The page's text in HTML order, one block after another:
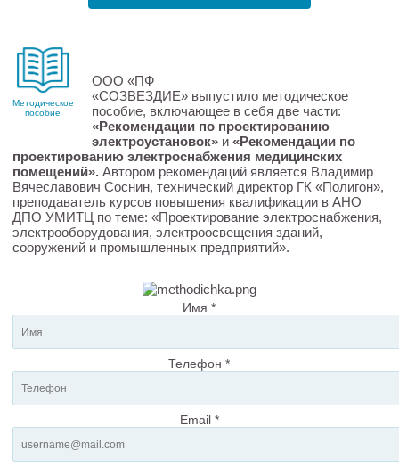
Методическое
пособие
ООО «ПФ
«СОЗВЕЗДИЕ» выпустило методическое
пособие, включающее в себя две части:
«Рекомендации по проектированию
электроустановок»и «Рекомендации по
проектированию электроснабжения медицинских
помещений».Автором рекомендаций является Владимир
Вячеславович Соснин, технический директор ГК «Полигон»,
преподаватель курсов повышения квалификации в АНО
ДПО УМИТЦ по теме: «Проектирование электроснабжения,
электрооборудования, электроосвещения зданий,
сооружений и промышленных предприятий».
Имя *
Телефон *
Email *